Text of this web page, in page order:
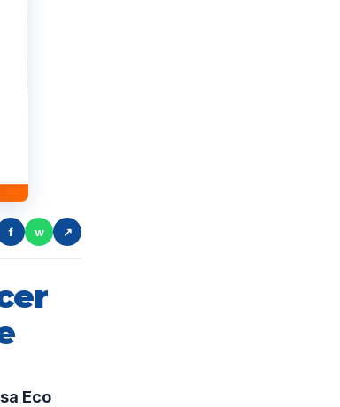
f w ↗
Eco